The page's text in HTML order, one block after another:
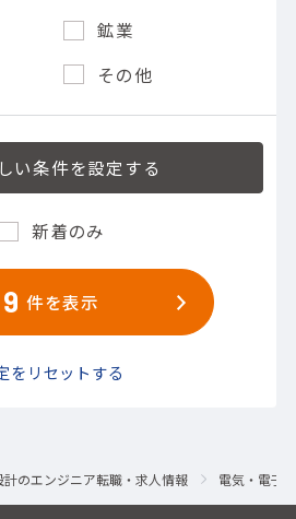
鉱業
その他
新着のみ
9 件を表示
をリセットする
のエンジニア転職・求人情報 電気・電子-